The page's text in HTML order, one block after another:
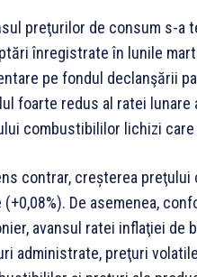
preţurilor de consum s-a
înregistrate în lunile
pe fondul declanşării
foarte redus al ratei lunare
combustibililor lichizi care
contrar, creșterea
(+0,08%). De asemenea,
avansul ratei inflaţiei de
administrate, preţuri